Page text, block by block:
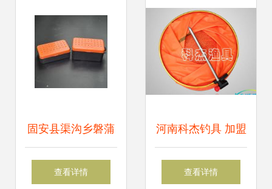
固安县渠沟乡磐蒲
渔具厂2019年垂钓
查看详情
河南科杰钓具 加盟
渔具销售新机遇，
查看详情